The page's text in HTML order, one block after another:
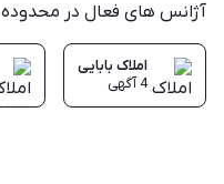
آژانس های فعال در محدوده
املاک بابایی
4آگهی